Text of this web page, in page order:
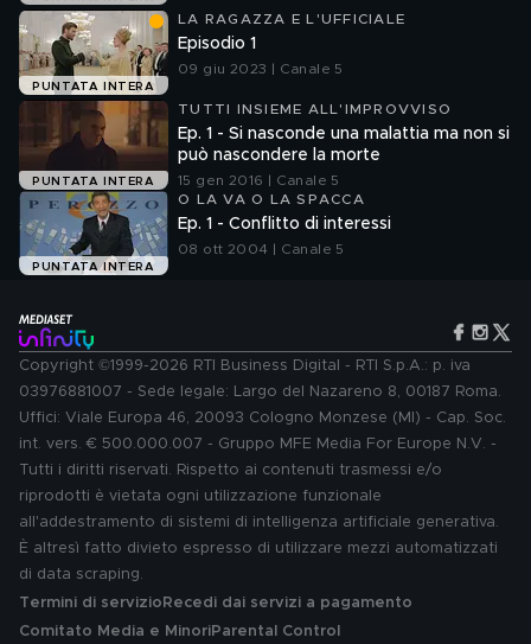
PUNTATA INTERA
LA RAGAZZA E L'UFFICIALE
Episodio 1
09 giu 2023 | Canale 5
PUNTATA INTERA
TUTTI INSIEME ALL'IMPROVVISO
Ep. 1 - Si nasconde una malattia ma non si
può nascondere la morte
15 gen 2016 | Canale 5
PUNTATA INTERA
O LA VA O LA SPACCA
Ep. 1 - Conflitto di interessi
08 ott 2004 | Canale 5
Copyright ©1999-2026 RTI Business Digital - RTI S.p.A.: p. iva
03976881007 - Sede legale: Largo del Nazareno 8, 00187 Roma.
Uffici: Viale Europa 46, 20093 Cologno Monzese (MI) - Cap. Soc.
int. vers. € 500.000.007 - Gruppo MFE Media For Europe N.V. -
Tutti i diritti riservati. Rispetto ai contenuti trasmessi e/o
riprodotti è vietata ogni utilizzazione funzionale
all'addestramento di sistemi di intelligenza artificiale generativa.
È altresì fatto divieto espresso di utilizzare mezzi automatizzati
di data scraping.
Termini di servizio Recedi dai servizi a pagamento
Comitato Media e MinoriParental Control